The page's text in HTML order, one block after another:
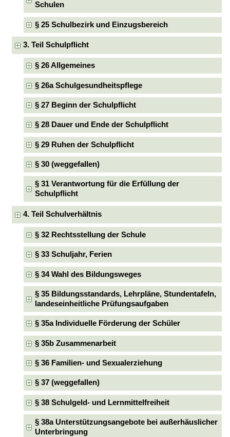
Schulen
§ 25 Schulbezirk und Einzugsbereich
3. Teil Schulpflicht
§ 26 Allgemeines
§ 26a Schulgesundheitspflege
§ 27 Beginn der Schulpflicht
§ 28 Dauer und Ende der Schulpflicht
§ 29 Ruhen der Schulpflicht
§ 30 (weggefallen)
§ 31 Verantwortung für die Erfüllung der
Schulpflicht
4. Teil Schulverhältnis
§ 32 Rechtsstellung der Schule
§ 33 Schuljahr, Ferien
§ 34 Wahl des Bildungsweges
§ 35 Bildungsstandards, Lehrpläne, Stundentafeln,
landeseinheitliche Prüfungsaufgaben
§ 35a Individuelle Förderung der Schüler
§ 35b Zusammenarbeit
§ 36 Familien- und Sexualerziehung
§ 37 (weggefallen)
§ 38 Schulgeld- und Lernmittelfreiheit
§ 38a Unterstützungsangebote bei außerhäuslicher
Unterbringung